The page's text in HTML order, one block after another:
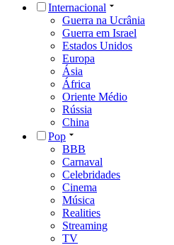
Internacional
Guerra na Ucrânia
Guerra em Israel
Estados Unidos
Europa
Ásia
África
Oriente Médio
Rússia
China
Pop
BBB
Carnaval
Celebridades
Cinema
Música
Realities
Streaming
TV